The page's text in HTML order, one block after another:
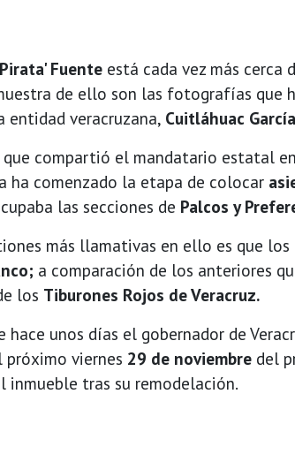
Fuente está cada vez más cerca
de ello son las fotografías que
entidad veracruzana, Cuitláhuac
que compartió el mandatario estatal
ha comenzado la etapa de colocar
las secciones de Palcos y
más llamativas en ello es que
a comparación de los anteriores
los Tiburones Rojos de Veracruz.
hace unos días el gobernador de
viernes 29 de noviembre del
inmueble tras su remodelación.